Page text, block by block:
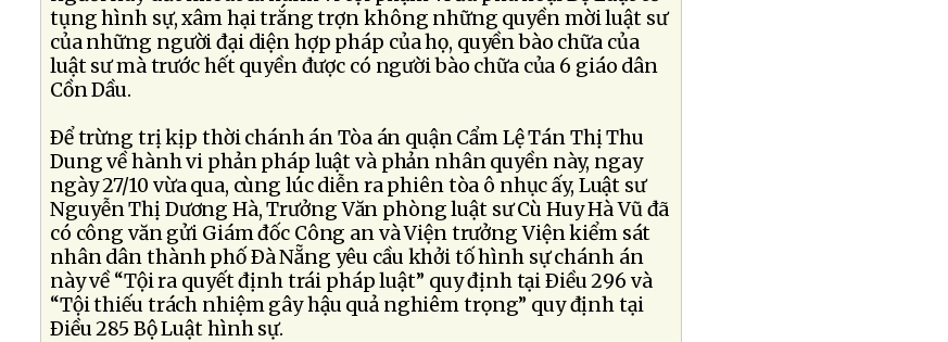
tụng hình sự, xâm hại trắng trợn không những quyền mời luật sư
của những người đại diện hợp pháp của họ, quyền bào chữa của
luật sư mà trước hết quyền được có người bào chữa của 6 giáo dân
Cồn Dầu.
Ðể trừng trị kịp thời chánh án Tòa án quận Cẩm Lệ Tán Thị Thu
Dung về hành vi phản pháp luật và phản nhân quyền này, ngay
ngày 27/10 vừa qua, cùng lúc diễn ra phiên tòa ô nhục ấy, Luật sư
Nguyễn Thị Dương Hà, Trưởng Văn phòng luật sư Cù Huy Hà Vũ đã
có công văn gửi Giám đốc Công an và Viện trưởng Viện kiểm sát
nhân dân thành phố Ðà Nẵng yêu cầu khởi tố hình sự chánh án
này về “Tội ra quyết định trái pháp luật” quy định tại Ðiều 296 và
“Tội thiếu trách nhiệm gây hậu quả nghiêm trọng” quy định tại
Ðiều 285 Bộ Luật hình sự.